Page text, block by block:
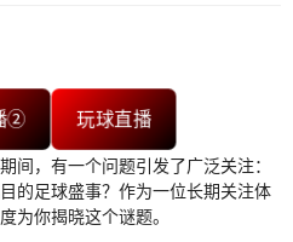
② 玩球直播
间，有一个问题引发了广泛关注：
的足球盛事？作为一位长期关注体
为你揭晓这个谜题。